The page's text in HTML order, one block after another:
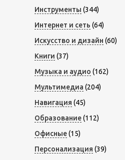
Инструменты (344)
Интернет и сеть (64)
Искусство и дизайн (60)
Книги (37)
Музыка и аудио (162)
Мультимедиа (204)
Навигация (45)
Образование(112)
Офисные(15)
Персонализация (39)